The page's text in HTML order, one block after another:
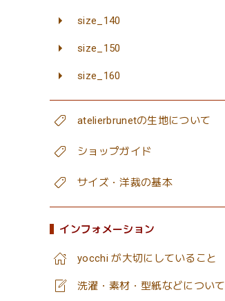
size_140
size_150
size_160
atelierbrunetの生地について
ショップガイド
サイズ・洋裁の基本
インフォメーション
yocchi が大切にしていること
洗濯・素材・型紙などについて